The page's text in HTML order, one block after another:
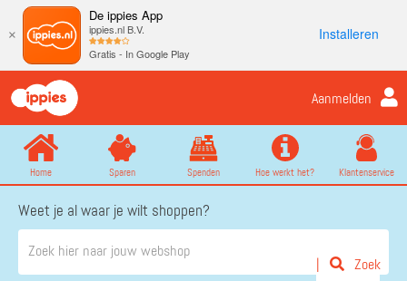
×
De ippies App
ippies.nl B.V.
Gratis - In Google Play
Installeren
Aanmelden
Home Sparen Spenden Hoe werkt het? Klantenservice
Weet je al waar je wilt shoppen?
Zoek